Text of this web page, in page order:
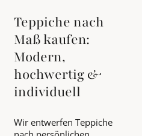
Teppiche nach
Maß kaufen:
Modern,
hochwertig &
individuell
Wir entwerfen Teppiche